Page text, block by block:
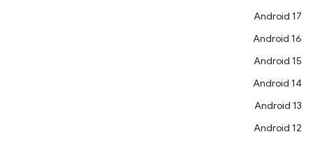
Android 17
Android 16
Android 15
Android 14
Android 13
Android 12